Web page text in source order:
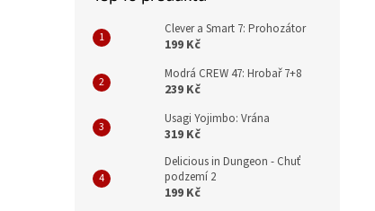
Clever a Smart 7: Prohozátor
199 Kč
Modrá CREW 47: Hrobař 7+8
239 Kč
Usagi Yojimbo: Vrána
319 Kč
Delicious in Dungeon - Chuť
podzemí 2
199 Kč